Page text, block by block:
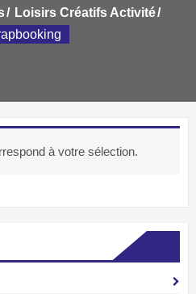
Loisirs Créatifs Activité
à votre sélection.